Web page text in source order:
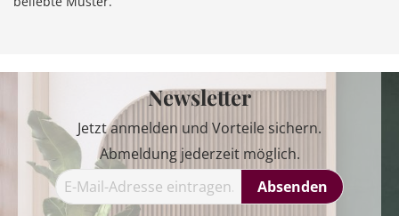
Newsletter
Jetzt anmelden und Vorteile sichern.
Abmeldung jederzeit möglich.
Absenden